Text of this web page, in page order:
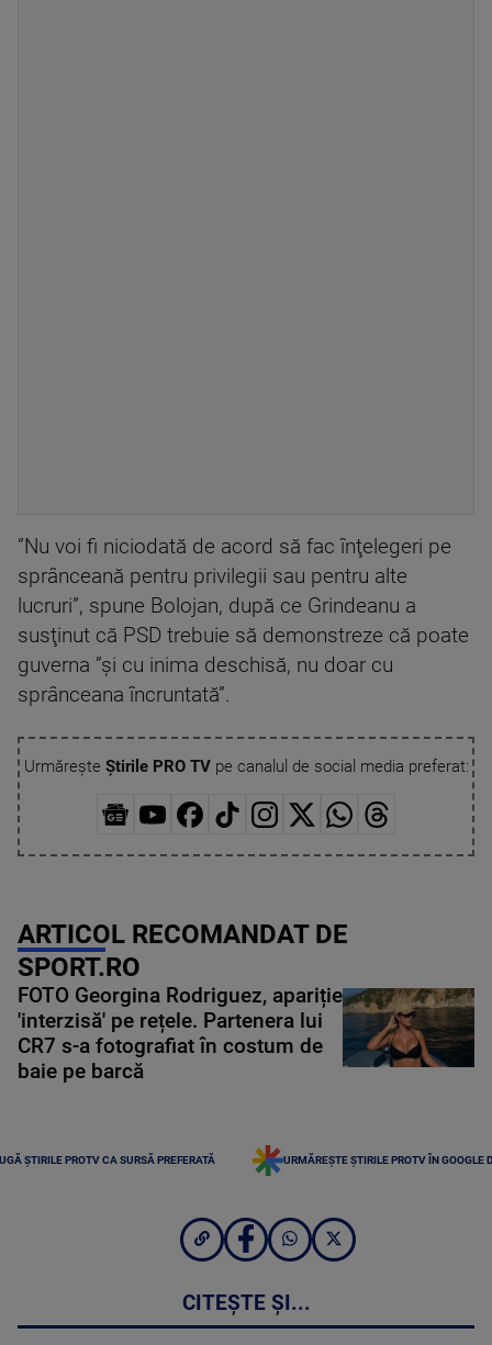
”Nu voi fi niciodată de acord să fac înţelegeri pe
sprânceană pentru privilegii sau pentru alte
lucruri”, spune Bolojan, după ce Grindeanu a
susţinut că PSD trebuie să demonstreze că poate
guverna ”şi cu inima deschisă, nu doar cu
sprânceana încruntată”.
Urmărește Știrile PRO TVpe canalul de social media preferat:
ARTICOL RECOMANDAT DE
SPORT.RO
FOTO Georgina Rodriguez, apariție
'interzisă' pe rețele. Partenera lui
CR7 s-a fotografiat în costum de
baie pe barcă
ȘTIRILE PROTV CA SURSĂ PREFERATĂ URMĂREȘTE ȘTIRILE PROTV ÎN GOOGLE
CITEȘTE ȘI...